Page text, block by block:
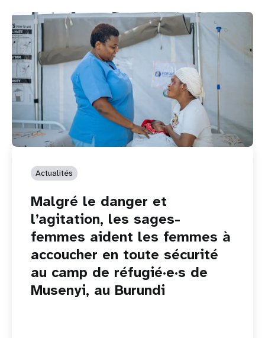
Actualités
Malgré le danger et
l’agitation, les sages-
femmes aident les femmes à
accoucher en toute sécurité
au camp de réfugié·e·s de
Musenyi, au Burundi